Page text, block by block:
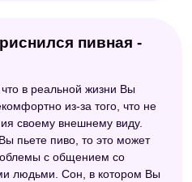
пивная -
в реальной жизни Вы
из-за того, что не
своему внешнему виду.
пьете пиво, то это может
с общением со
людьми. Сон, в котором Вы